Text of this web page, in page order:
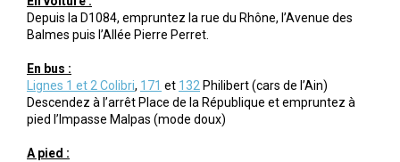
Depuis la D1084, empruntez la rue du Rhône, l’Avenue des
Balmes puis l’Allée Pierre Perret.
En bus :
Lignes 1 et 2 Colibri, 171 et 132 Philibert (cars de l’Ain)
Descendez à l’arrêt Place de la République et empruntez à
pied l’Impasse Malpas (mode doux)
A pied :